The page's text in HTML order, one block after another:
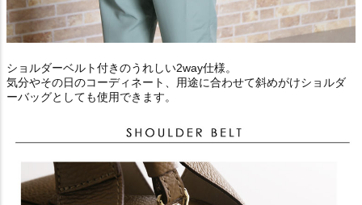
ショルダーベルト付きのうれしい2way仕様。
気分やその日のコーディネート、用途に合わせて斜めがけショルダ
ーバッグとしても使用できます。